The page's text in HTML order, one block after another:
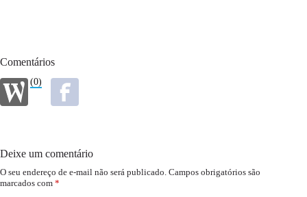
Comentários
(0)
Deixe um comentário
O seu endereço de e-mail não será publicado. Campos obrigatórios são
marcados com *